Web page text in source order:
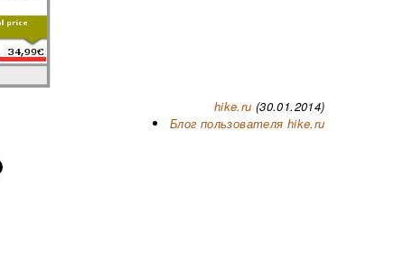
hike.ru (30.01.2014)
Блог пользователя hike.ru